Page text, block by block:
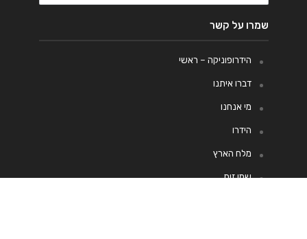
שמרו על קשר
הידרופוניקה – ראשי
דברו איתנו
מי אנחנו
הידרו
מלח הארץ
שמן זית